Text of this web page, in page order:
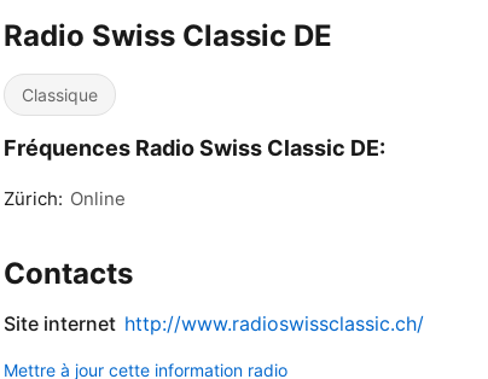
Radio Swiss Classic DE
Classique
Fréquences Radio Swiss Classic DE:
Zürich: Online
Contacts
Site internet http://www.radioswissclassic.ch/
Mettre à jour cette information radio